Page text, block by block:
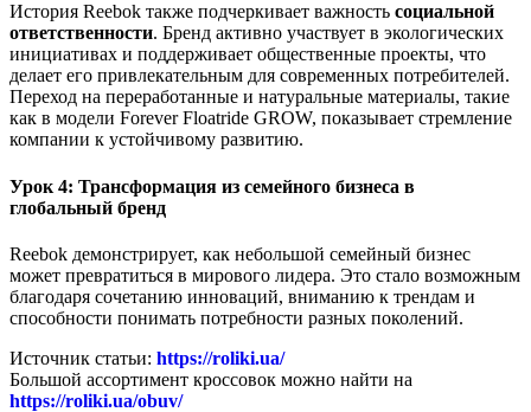
История Reebok также подчеркивает важность социальной
ответственности. Бренд активно участвует в экологических
инициативах и поддерживает общественные проекты, что
делает его привлекательным для современных потребителей.
Переход на переработанные и натуральные материалы, такие
как в модели Forever Floatride GROW, показывает стремление
компании к устойчивому развитию.
Урок 4: Трансформация из семейного бизнеса в
глобальный бренд
Reebok демонстрирует, как небольшой семейный бизнес
может превратиться в мирового лидера. Это стало возможным
благодаря сочетанию инноваций, вниманию к трендам и
способности понимать потребности разных поколений.
Источник статьи: https://roliki.ua/
Большой ассортимент кроссовок можно найти на
https://roliki.ua/obuv/